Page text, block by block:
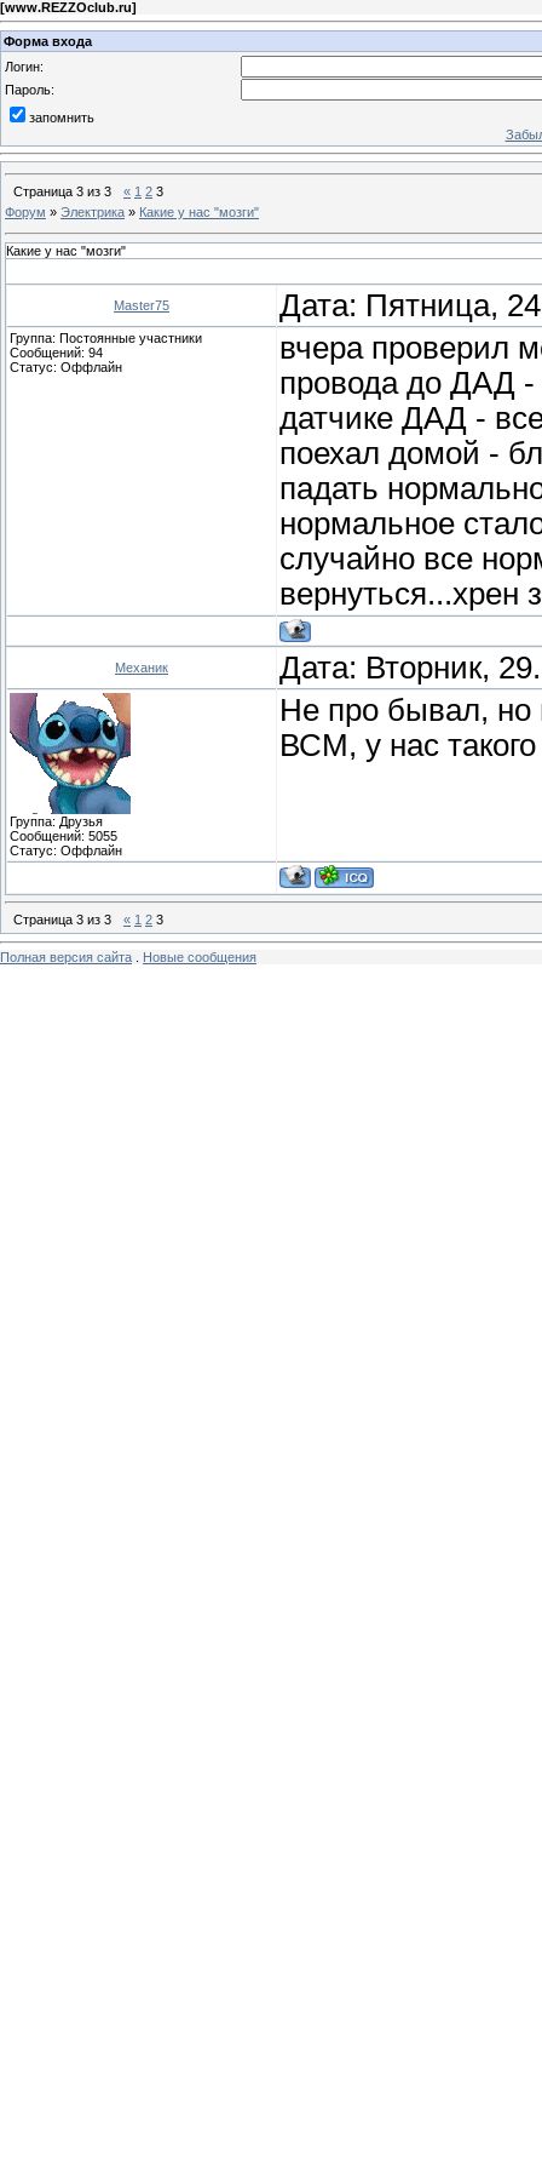
[www.REZZOclub.ru]
Форма входа
Логин:
Пароль:
запомнить
Страница 3 из 3 « 1 2 3
Форум » Электрика » Какие у нас "мозги"
Какие у нас "мозги"
Master75 Дата: Пятница,
Группа: Постоянные участники
Сообщений: 94
Статус: Оффлайн
вчера проверил
провода до ДАД -
датчике ДАД -
поехал домой -
падать
нормальное
случайно все
вернуться...хрен
Механик Дата: Вторник,
Группа: Друзья
Сообщений: 5055
Статус: Оффлайн
Не про бывал, но
ВСМ, у нас такого
Страница 3 из 3 « 1 2 3
Полная версия сайта Новые сообщения